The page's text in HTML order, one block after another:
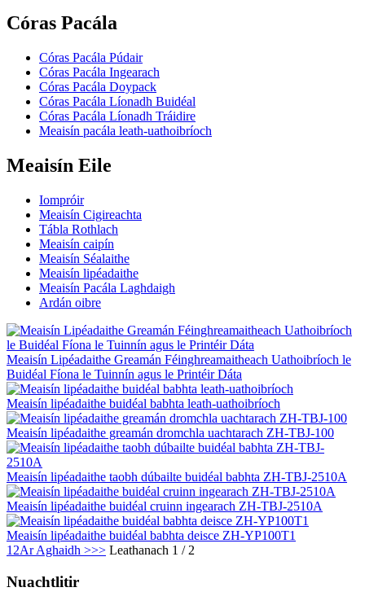
Córas Pacála
Córas Pacála Púdair
Córas Pacála Ingearach
Córas Pacála Doypack
Córas Pacála Líonadh Buidéal
Córas Pacála Líonadh Tráidire
Meaisín pacála leath-uathoibríoch
Meaisín Eile
Iompróir
Meaisín Cigireachta
Tábla Rothlach
Meaisín caipín
Meaisín Séalaithe
Meaisín lipéadaithe
Meaisín Pacála Laghdaigh
Ardán oibre
Meaisín Lipéadaithe Greamán Féinghreamaitheach Uathoibríoch le
Buidéal Fíona le Tuinnín agus le Printéir Dáta
Meaisín lipéadaithe buidéal babhta leath-uathoibríoch
Meaisín lipéadaithe greamán dromchla uachtarach ZH-TBJ-100
Meaisín lipéadaithe taobh dúbailte buidéal babhta ZH-TBJ-2510A
Meaisín lipéadaithe buidéal cruinn ingearach ZH-TBJ-2510A
Meaisín lipéadaithe buidéal babhta deisce ZH-YP100T1
1 2Ar Aghaidh >>> Leathanach 1 / 2
Nuachtlitir